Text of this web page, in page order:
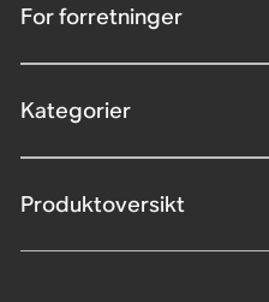
For forretninger
Kategorier
Produktoversikt